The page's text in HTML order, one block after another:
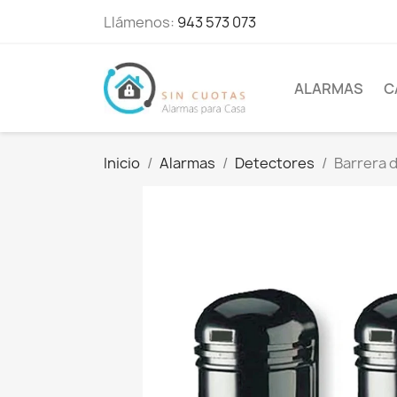
Llámenos: 943 573 073
ALARMAS
Inicio Alarmas Detectores Barrera